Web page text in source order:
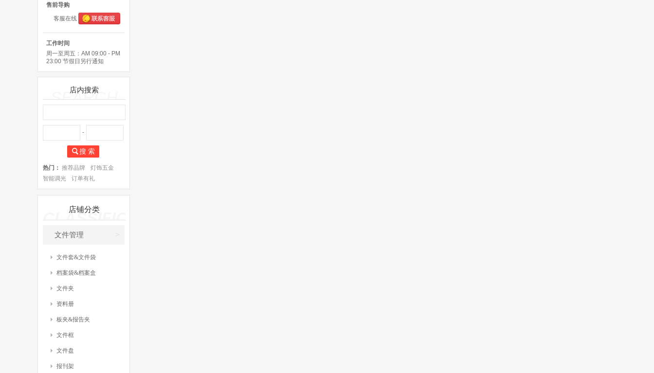
售前导购
客服在线
工作时间
周一至周五：AM 09:00 - PM
23:00 节假日另行通知
SEARCH
店内搜索
-
搜 索
热门： 推荐品牌
灯饰五金
智能调光
订单有礼
安装服务
CLASSIFICATE
店铺分类
文件管理 >
文件套&文件袋
档案袋&档案盒
文件夹
资料册
板夹&报告夹
文件框
文件盘
报刊架